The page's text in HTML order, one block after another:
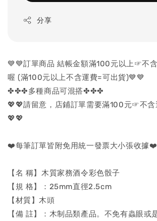
分享
💙💙訂單商品 結帳金額滿100元以上☞不
喔 (滿100元以上不含運費=可出貨)💙💙
✤✤✤多種商品可混搭✤✤✤
💖💖請留意，店鋪訂單需要滿100元☞不
💖💖
❤️每筆訂單皆附免用統一發票大小張收據❤️
【名 稱】木質家務酒令彩色骰子
【規 格】：25mm直徑2.5cm
【材質】木頭
【備 註】：木制品類產品。不免有蟲眼或